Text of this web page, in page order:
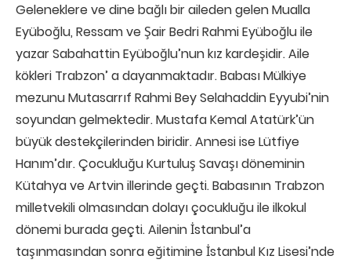
Geleneklere ve dine bağlı bir aileden gelen Mualla
Eyüboğlu, Ressam ve Şair Bedri Rahmi Eyüboğlu ile
yazar Sabahattin Eyüboğlu’nun kız kardeşidir. Aile
kökleri Trabzon’ a dayanmaktadır. Babası Mülkiye
mezunu Mutasarrıf Rahmi Bey Selahaddin Eyyubi’nin
soyundan gelmektedir. Mustafa Kemal Atatürk’ün
büyük destekçilerinden biridir. Annesi ise Lütfiye
Hanım’dır. Çocukluğu Kurtuluş Savaşı döneminin
Kütahya ve Artvin illerinde geçti. Babasının Trabzon
milletvekili olmasından dolayı çocukluğu ile ilkokul
dönemi burada geçti. Ailenin İstanbul’a
taşınmasından sonra eğitimine İstanbul Kız Lisesi’nde